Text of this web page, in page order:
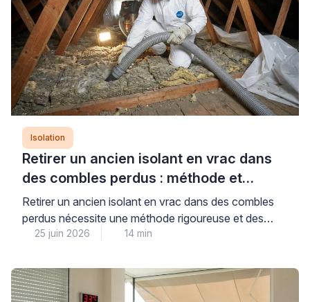
d’études qualifié, chacun répondant à des objectifs
distincts […]
Isolation
Retirer un ancien isolant en vrac dans
des combles perdus : méthode et
précautions
Retirer un ancien isolant en vrac dans des combles
perdus nécessite une méthode rigoureuse et des
équipements professionnels adaptés pour garantir la
isolation. Cette opération technique, loin d’être
anodine, exige le recours à une aspiration mécanique
25 juin 2026 14 min